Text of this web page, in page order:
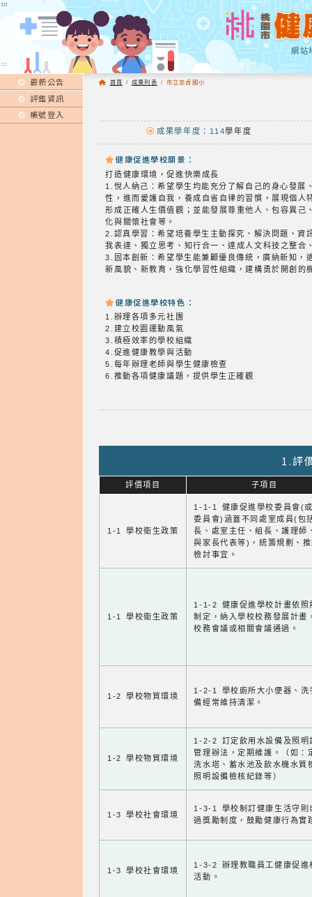
:::
網站
:::
最新公告
評鑑資訊
帳號登入
首頁 / 成果列表 / 市立忠貞國小
成果學年度：114學年度
健康促進學校願景：
打造健康環境，促進快樂成長
1.悅人納己：希望學生均能充分了解自己的身心發
性，進而愛護自我，養成自省自律的習慣，展現個
形成正確人生價值觀；並能發展尊重他人、包容異己
化與關懷社會等。
2.認真學習：希望培養學生主動探究、解決問題、
我表達、獨立思考、知行合一、達成人文科技之整合
3.固本創新：希望學生能兼顧優良傳統，廣納新知，
新風貌、新教育，強化學習性組織，建構勇於開創的
健康促進學校特色：
1.辦理各項多元社團
2.建立校園運動風氣
3.積極效率的學校組織
4.促進健康教學與活動
5.每年辦理老師與學生健康檢查
6.推動各項健康議題，提供學生正確觀
1.評
評價項目 子項目
1-1 學校衛生政策
1-1-1 健康促進學校委員會(
委員會)涵蓋不同處室成員(包
長、處室主任、組長、護理師
與家長代表等)，統籌規劃、
檢討事宜。
1-1 學校衛生政策
1-1-2 健康促進學校計畫依照
制定，納入學校校務發展計畫
校務會議或相關會議通過。
1-2 學校物質環境
1-2-1 學校廁所大小便器、洗
備經常維持清潔。
1-2 學校物質環境
1-2-2 訂定飲用水設備及照明
管理辦法，定期維護。（如：
洗水塔、蓄水池及飲水機水質
照明設備檢核紀錄等）
1-3 學校社會環境
1-3-1 學校制訂健康生活守則
過獎勵制度，鼓勵健康行為實
1-3 學校社會環境
1-3-2 辦理教職員工健康促進
活動。
:::